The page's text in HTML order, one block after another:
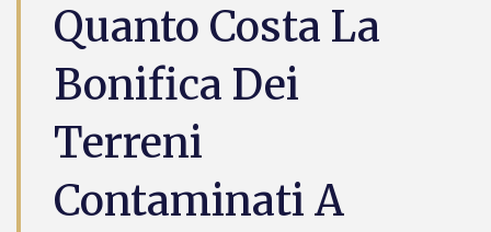
Quanto Costa La
Bonifica Dei
Terreni
Contaminati A